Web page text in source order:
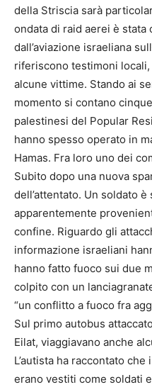
della Striscia sarà
ondata di raid aerei è
dall’aviazione israeliana
riferiscono testimoni
alcune vittime. Stando ai
momento si contano
palestinesi del Popular
hanno spesso operato in
Hamas. Fra loro uno dei
Subito dopo una nuova
dell’attentato. Un soldato
apparentemente
confine. Riguardo gli
informazione israeliani
hanno fatto fuoco sui due
colpito con un
“un conflitto a fuoco fra
Sul primo autobus
Eilat, viaggiavano anche
L’autista ha raccontato
erano vestiti come soldati